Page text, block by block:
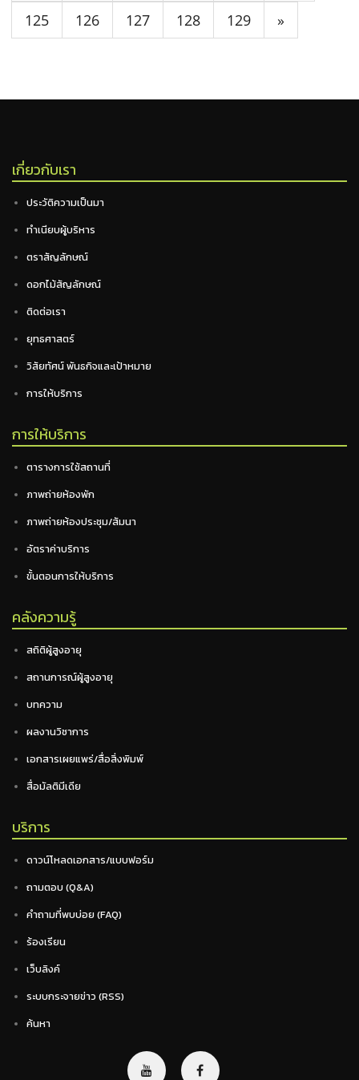
125
126 127 128 129 »
เกี่ยวกับเรา
ประวัติความเป็นมา
ทำเนียบผู้บริหาร
ตราสัญลักษณ์
ดอกไม้สัญลักษณ์
ติดต่อเรา
ยุทธศาสตร์
วิสัยทัศน์ พันธกิจและเป้าหมาย
การให้บริการ
การให้บริการ
ตารางการใช้สถานที่
ภาพถ่ายห้องพัก
ภาพถ่ายห้องประชุม/สัมนา
อัตราค่าบริการ
ขั้นตอนการให้บริการ
คลังความรู้
สถิติผู้สูงอายุ
สถานการณ์ผู้สูงอายุ
บทความ
ผลงานวิชาการ
เอกสารเผยแพร่/สื่อสิ่งพิมพ์
สื่อมัลติมีเดีย
บริการ
ดาวน์โหลดเอกสาร/แบบฟอร์ม
ถามตอบ (Q&A)
คำถามที่พบบ่อย (FAQ)
ร้องเรียน
เว็บลิงค์
ระบบกระจายข่าว (RSS)
ค้นหา